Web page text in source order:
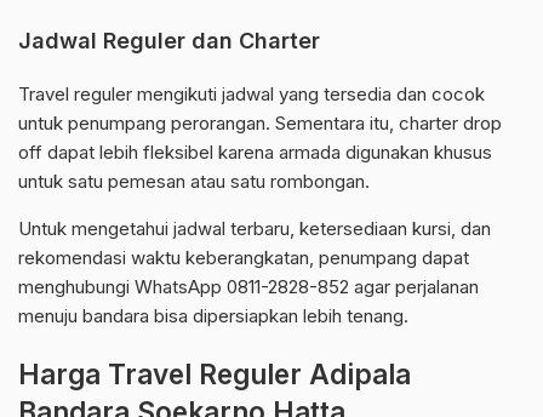
Jadwal Reguler dan Charter
Travel reguler mengikuti jadwal yang tersedia dan cocok
untuk penumpang perorangan. Sementara itu, charter drop
off dapat lebih fleksibel karena armada digunakan khusus
untuk satu pemesan atau satu rombongan.
Untuk mengetahui jadwal terbaru, ketersediaan kursi, dan
rekomendasi waktu keberangkatan, penumpang dapat
menghubungi WhatsApp 0811-2828-852 agar perjalanan
menuju bandara bisa dipersiapkan lebih tenang.
Harga Travel Reguler Adipala